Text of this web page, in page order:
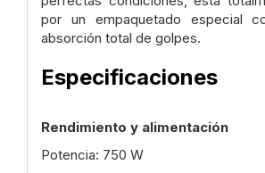
por un empaquetado especial
absorción total de golpes.
Especificaciones
Rendimiento y alimentación
Potencia: 750 W